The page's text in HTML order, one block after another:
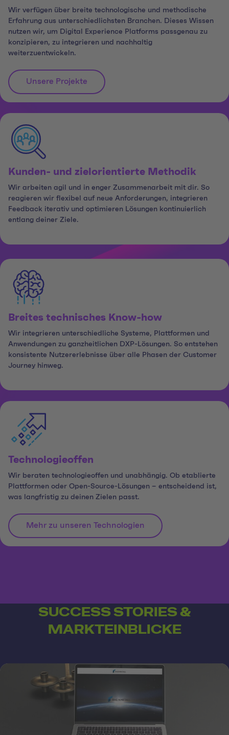
Wir verfügen über breite technologische und methodische
Erfahrung aus unterschiedlichsten Branchen. Dieses Wissen
nutzen wir, um Digital Experience Platforms passgenau zu
konzipieren, zu integrieren und nachhaltig
weiterzuentwickeln.
Unsere Projekte
Kunden- und zielorientierte Methodik
Wir arbeiten agil und in enger Zusammenarbeit mit dir. So
reagieren wir flexibel auf neue Anforderungen, integrieren
Feedback iterativ und optimieren Lösungen kontinuierlich
entlang deiner Ziele.
Breites technisches Know-how
Wir integrieren unterschiedliche Systeme, Plattformen und
Anwendungen zu ganzheitlichen DXP-Lösungen. So entstehen
konsistente Nutzererlebnisse über alle Phasen der Customer
Journey hinweg.
Technologieoffen
Wir beraten technologieoffen und unabhängig. Ob etablierte
Plattformen oder Open-Source-Lösungen – entscheidend ist,
was langfristig zu deinen Zielen passt.
Mehr zu unseren Technologien
SUCCESS STORIES &
MARKTEINBLICKE